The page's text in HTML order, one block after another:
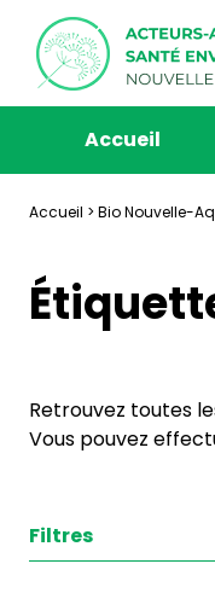
Accueil
Accueil > Bio Nouvelle-
Retrouvez toutes
Vous pouvez
Filtres